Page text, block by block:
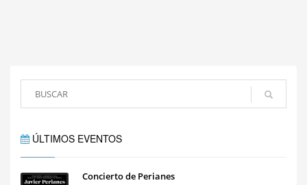
ÚLTIMOS EVENTOS
Concierto de Perianes